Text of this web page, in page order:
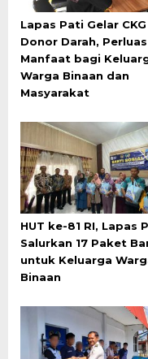
Lapas Pati Gelar
Donor Darah, Perluas
Manfaat bagi
Warga Binaan dan
Masyarakat
HUT ke-81 RI, Lapas
Salurkan 17 Paket
untuk Keluarga
Binaan